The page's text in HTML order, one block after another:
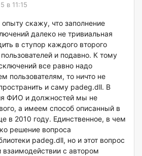
в 11:15
скажу, что заполнение
далеко не тривиальная
в ступор каждого второго
и подавно. К тому
все равно надо
пользователям, то ничто не
и саму padeg.dll. В
ФИО и должностей мы не
а имеем способ описанный в
в 2010 году. Единственное, в чем
решение вопроса
padeg.dll, но и этот вопрос
взаимодействии с автором